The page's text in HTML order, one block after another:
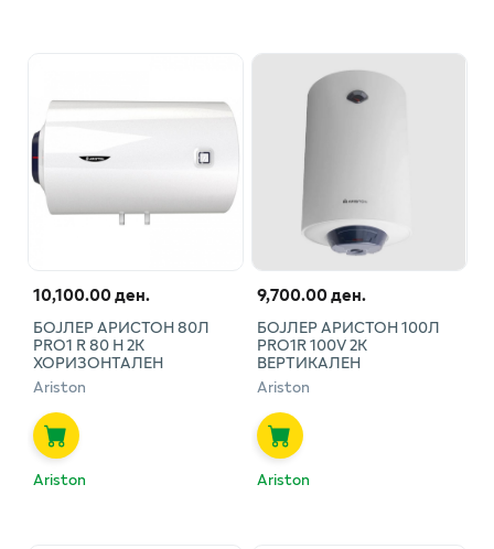
10,100.00 ден.
БОЈЛЕР АРИСТОН 80Л
PRO1 R 80 H 2К
ХОРИЗОНТАЛЕН
Ariston
Ariston
9,700.00 ден.
БОЈЛЕР АРИСТОН 100Л
PRO1R 100V 2К
ВЕРТИКАЛЕН
Ariston
Ariston